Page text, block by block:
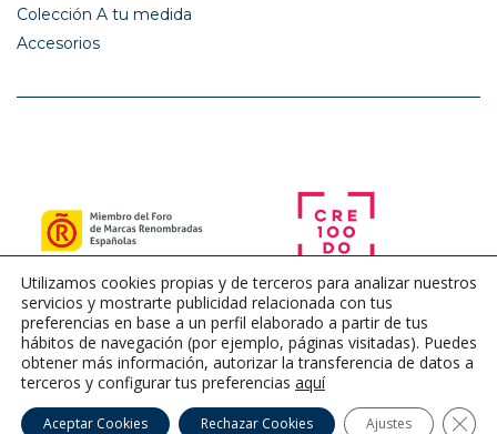
Colección A tu medida
Accesorios
Utilizamos cookies propias y de terceros para analizar nuestros
servicios y mostrarte publicidad relacionada con tus
preferencias en base a un perfil elaborado a partir de tus
hábitos de navegación (por ejemplo, páginas visitadas). Puedes
obtener más información, autorizar la transferencia de datos a
terceros y configurar tus preferencias aquí
Aceptar Cookies Rechazar Cookies Ajustes